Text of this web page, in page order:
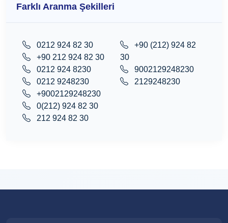
Farklı Aranma Şekilleri
0212 924 82 30
+90 212 924 82 30
0212 924 8230
0212 9248230
+90 (212) 924 82
30
9002129248230
2129248230
+9002129248230
0(212) 924 82 30
212 924 82 30